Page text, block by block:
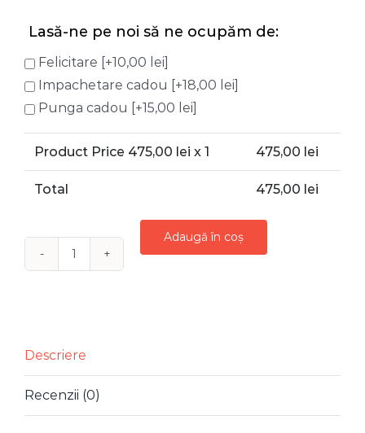
Lasă-ne pe noi să ne ocupăm de:
Felicitare [+10,00 lei]
Impachetare cadou
[+18,00 lei]
Punga cadou
[+15,00 lei]
Product Price 475,00 lei x 1 475,00 lei
Total 475,00 lei
ALB
AURIU
NEGRU
Adaugă în coș
Descriere
Recenzii (0)